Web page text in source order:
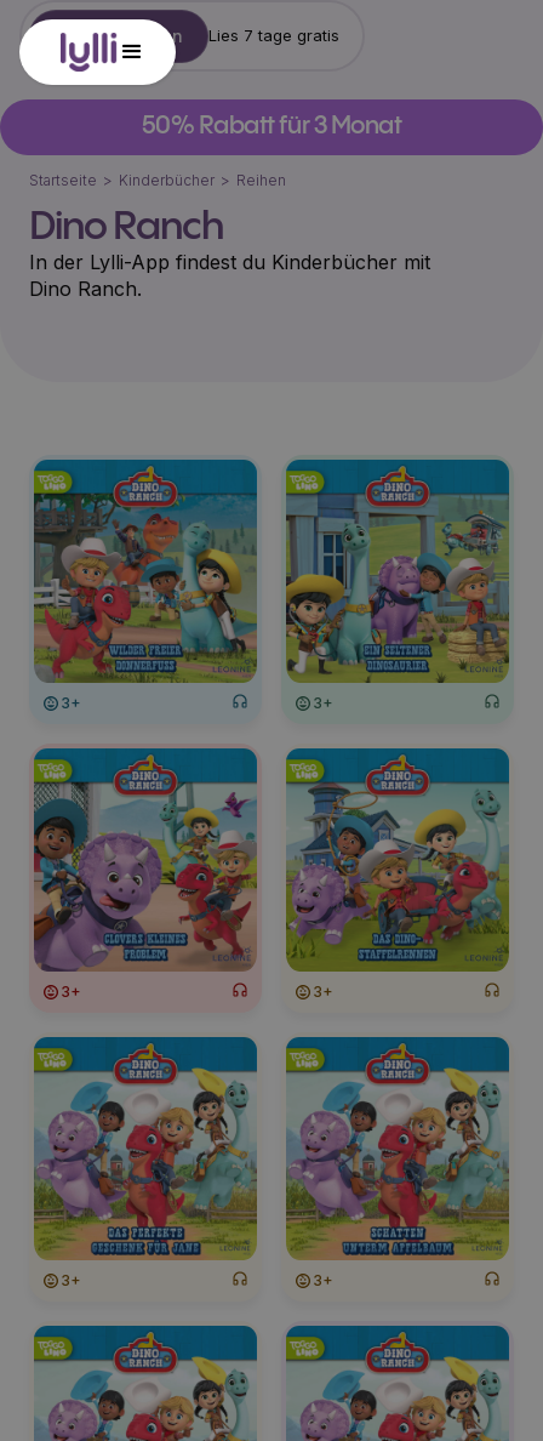
Konto erstellen Lies 7 tage gratis
50% Rabatt für 3 Monat
Startseite > Kinderbücher > Reihen
Dino Ranch
In der Lylli-App findest du Kinderbücher mit
Dino Ranch.
3+ 3+
3+ 3+
3+ 3+